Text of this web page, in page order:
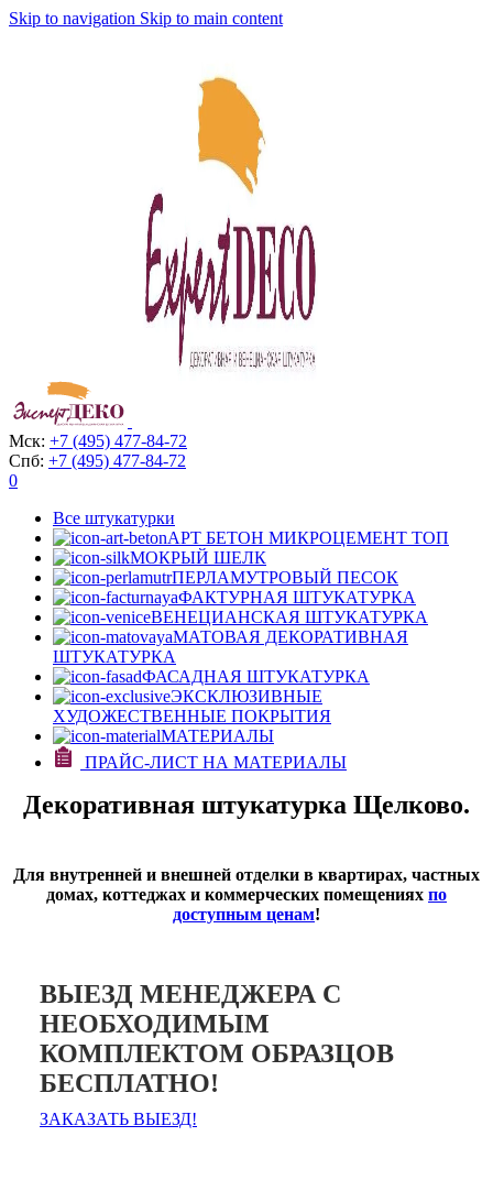
Skip to navigation Skip to main content
Мск: +7 (495) 477-84-72
Спб: +7 (495) 477-84-72
0
Все штукатурки
АРТ БЕТОН МИКРОЦЕМЕНТ ТОП
МОКРЫЙ ШЕЛК
ПЕРЛАМУТРОВЫЙ ПЕСОК
ФАКТУРНАЯ ШТУКАТУРКА
ВЕНЕЦИАНСКАЯ ШТУКАТУРКА
МАТОВАЯ ДЕКОРАТИВНАЯ
ШТУКАТУРКА
ФАСАДНАЯ ШТУКАТУРКА
ЭКСКЛЮЗИВНЫЕ
ХУДОЖЕСТВЕННЫЕ ПОКРЫТИЯ
МАТЕРИАЛЫ
ПРАЙС-ЛИСТ НА МАТЕРИАЛЫ
Декоративная штукатурка Щелково.
Для внутренней и внешней отделки в квартирах, частных
домах, коттеджах и коммерческих помещениях по
доступным ценам!
ВЫЕЗД МЕНЕДЖЕРА С
НЕОБХОДИМЫМ
КОМПЛЕКТОМ ОБРАЗЦОВ
БЕСПЛАТНО!
ЗАКАЗАТЬ ВЫЕЗД!